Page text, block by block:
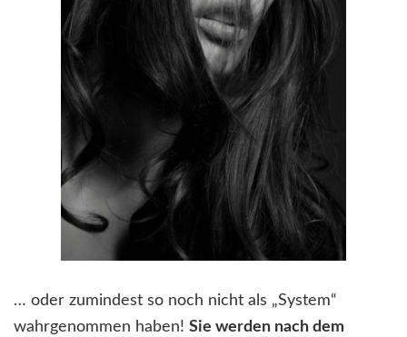
… oder zumindest so noch nicht als „System“
wahrgenommen haben! Sie werden nach dem